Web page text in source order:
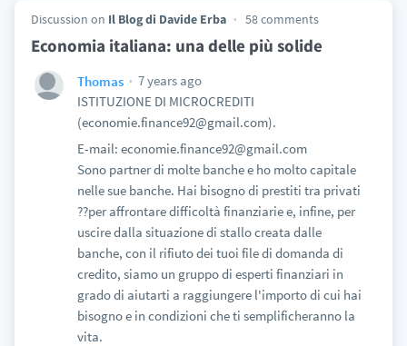
Discussion on Il Blog di Davide Erba 58 comments
Economia italiana: una delle più solide
Thomas
7 years ago
ISTITUZIONE DI MICROCREDITI
(economie.finance92@gmail.com).
E-mail: economie.finance92@gmail.com
Sono partner di molte banche e ho molto capitale
nelle sue banche. Hai bisogno di prestiti tra privati
??per affrontare difficoltà finanziarie e, infine, per
uscire dalla situazione di stallo creata dalle
banche, con il rifiuto dei tuoi file di domanda di
credito, siamo un gruppo di esperti finanziari in
grado di aiutarti a raggiungere l'importo di cui hai
bisogno e in condizioni che ti semplificheranno la
vita.